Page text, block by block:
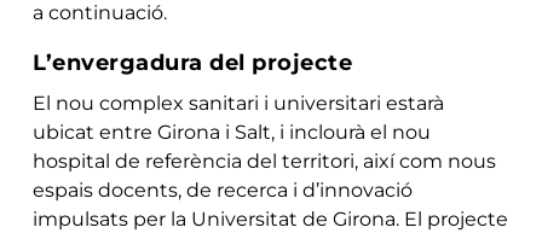
a continuació.
L’envergadura del projecte
El nou complex sanitari i universitari estarà
ubicat entre Girona i Salt, i inclourà el nou
hospital de referència del territori, així com nous
espais docents, de recerca i d’innovació
impulsats per la Universitat de Girona. El projecte